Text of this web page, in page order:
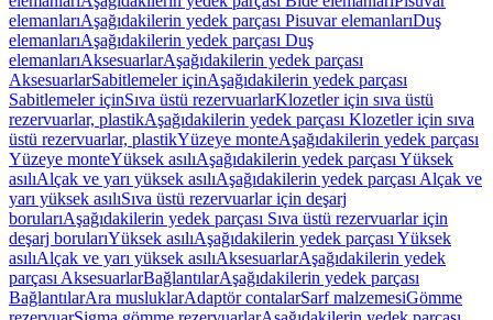
elemanlarıAşağıdakilerin yedek parçası Pisuvar elemanlarıDuş
elemanlarıAşağıdakilerin yedek parçası Duş
elemanlarıAksesuarlarAşağıdakilerin yedek parçası
AksesuarlarSabitlemeler içinAşağıdakilerin yedek parçası
Sabitlemeler içinSıva üstü rezervuarlarKlozetler için sıva üstü
rezervuarlar, plastikAşağıdakilerin yedek parçası Klozetler için sıva
üstü rezervuarlar, plastikYüzeye monteAşağıdakilerin yedek parçası
Yüzeye monteYüksek asılıAşağıdakilerin yedek parçası Yüksek
asılıAlçak ve yarı yüksek asılıAşağıdakilerin yedek parçası Alçak ve
yarı yüksek asılıSıva üstü rezervuarlar için deşarj
borularıAşağıdakilerin yedek parçası Sıva üstü rezervuarlar için
deşarj borularıYüksek asılıAşağıdakilerin yedek parçası Yüksek
asılıAlçak ve yarı yüksek asılıAksesuarlarAşağıdakilerin yedek
parçası AksesuarlarBağlantılarAşağıdakilerin yedek parçası
BağlantılarAra musluklarAdaptör contalarSarf malzemesiGömme